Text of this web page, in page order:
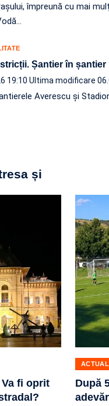
împreună cu mai
Șantier în șantier
19:10 Ultima modificare
Averescu și
și
fi oprit
După